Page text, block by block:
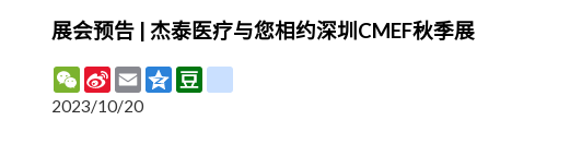
展会预告 | 杰泰医疗与您相约深圳CMEF秋季展
WeChat
Sina
Weibo
EmailQzoneDouban
2023/10/20